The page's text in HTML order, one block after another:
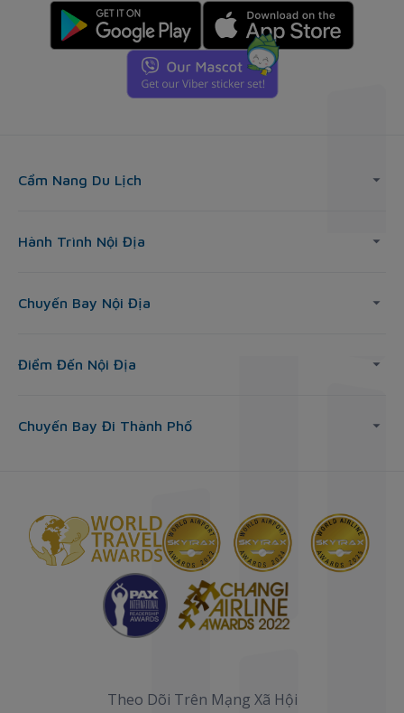
Cẩm Nang Du Lịch
Hành Trình Nội Địa
Chuyến Bay Nội Địa
Điểm Đến Nội Địa
Chuyến Bay Đi Thành Phố
Theo Dõi Trên Mạng Xã Hội